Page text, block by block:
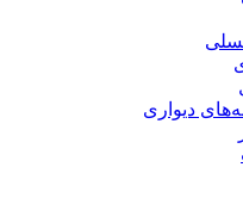
دیواری